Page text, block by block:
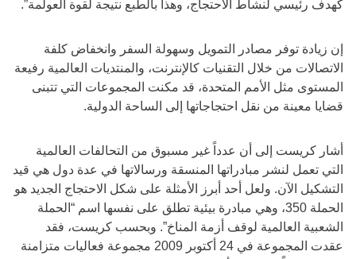
كهدف رئيسي لنشاط الاحتجاج، وهذا بالطبع نتيجة لقوة العولمة”.
إن زيادة توفر مصادر التمويل وسهولة السفر وانخفاض كلفة
الاتصالات من خلال التقنيات كالإنترنت، والمنتديات العالمية رفيعة
المستوى مثل الأمم المتحدة، قد مكنت المجموعات التي تتبنى
قضايا معينة من نقل احتجاجاتها إلى الساحة الدولية.
أشار كريست إلى أن عدداً غير مسبوق من التحالفات العالمية
التي تعمل لنشر مبادراتها المنسقة ورسالاتها في عدة دول هي قيد
التشكيل الآن. ولعل أحد أبرز الأمثلة على شكل الاحتجاج الجديد هو
الحملة 350، وهي مبادرة بيئية تطلق على نفسها اسم “الحملة
الشعبية العالمية لوقف أزمة المناخ”. وبحسب كريست، فقد
عقدت المجموعة في 24 أكتوبر 2009 مجموعة فعاليات متزامنة